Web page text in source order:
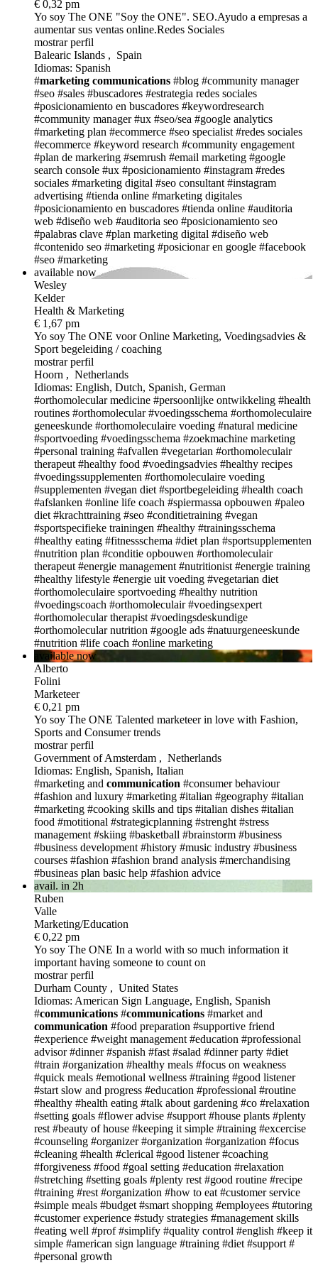
€ 0,32 pm
Yo soy The ONE "Soy the ONE". SEO.Ayudo a empresas a
aumentar sus ventas online.Redes Sociales
mostrar perfil
Balearic Islands , Spain
Idiomas: Spanish
#marketing communications #blog #community manager
#seo #sales #buscadores #estrategia redes sociales
#posicionamiento en buscadores #keywordresearch
#community manager #ux #seo/sea #google analytics
#marketing plan #ecommerce #seo specialist #redes sociales
#ecommerce #keyword research #community engagement
#plan de markering #semrush #email marketing #google
search console #ux #posicionamiento #instagram #redes
sociales #marketing digital #seo consultant #instagram
advertising #tienda online #marketing digitales
#posicionamiento en buscadores #tienda online #auditoria
web #diseño web #auditoria seo #posicionamiento seo
#palabras clave #plan marketing digital #diseño web
#contenido seo #marketing #posicionar en google #facebook
#seo #marketing
available now
Wesley
Kelder
Health & Marketing
€ 1,67 pm
Yo soy The ONE voor Online Marketing, Voedingsadvies &
Sport begeleiding / coaching
mostrar perfil
Hoorn , Netherlands
Idiomas: English, Dutch, Spanish, German
#orthomolecular medicine #persoonlijke ontwikkeling #health
routines #orthomolecular #voedingsschema #orthomoleculaire
geneeskunde #orthomoleculaire voeding #natural medicine
#sportvoeding #voedingsschema #zoekmachine marketing
#personal training #afvallen #vegetarian #orthomoleculair
therapeut #healthy food #voedingsadvies #healthy recipes
#voedingssupplementen #orthomoleculaire voeding
#supplementen #vegan diet #sportbegeleiding #health coach
#afslanken #online life coach #spiermassa opbouwen #paleo
diet #krachttraining #seo #conditietraining #vegan
#sportspecifieke trainingen #healthy #trainingsschema
#healthy eating #fitnessschema #diet plan #sportsupplementen
#nutrition plan #conditie opbouwen #orthomoleculair
therapeut #energie management #nutritionist #energie training
#healthy lifestyle #energie uit voeding #vegetarian diet
#orthomoleculaire sportvoeding #healthy nutrition
#voedingscoach #orthomoleculair #voedingsexpert
#orthomolecular therapist #voedingsdeskundige
#orthomolecular nutrition #google ads #natuurgeneeskunde
#nutrition #life coach #online marketing
available now
Alberto
Folini
Marketeer
€ 0,21 pm
Yo soy The ONE Talented marketeer in love with Fashion,
Sports and Consumer trends
mostrar perfil
Government of Amsterdam , Netherlands
Idiomas: English, Spanish, Italian
#marketing and communication #consumer behaviour
#fashion and luxury #marketing #italian #geography #italian
#marketing #cooking skills and tips #italian dishes #italian
food #motitional #strategicplanning #strenght #stress
management #skiing #basketball #brainstorm #business
#business development #history #music industry #business
courses #fashion #fashion brand analysis #merchandising
#busineas plan basic help #fashion advice
avail. in 2h
Ruben
Valle
Marketing/Education
€ 0,22 pm
Yo soy The ONE In a world with so much information it
important having someone to count on
mostrar perfil
Durham County , United States
Idiomas: American Sign Language, English, Spanish
#communications #communications #market and
communication #food preparation #supportive friend
#experience #weight management #education #professional
advisor #dinner #spanish #fast #salad #dinner party #diet
#train #organization #healthy meals #focus on weakness
#quick meals #emotional wellness #training #good listener
#start slow and progress #education #professional #routine
#healthy #health eating #talk about gardening #co #relaxation
#setting goals #flower advise #support #house plants #plenty
rest #beauty of house #keeping it simple #training #excercise
#counseling #organizer #organization #organization #focus
#cleaning #health #clerical #good listener #coaching
#forgiveness #food #goal setting #education #relaxation
#stretching #setting goals #plenty rest #good routine #recipe
#training #rest #organization #how to eat #customer service
#simple meals #budget #smart shopping #employees #tutoring
#customer experience #study strategies #management skills
#eating well #prof #simplify #quality control #english #keep it
simple #american sign language #training #diet #support #
#personal growth